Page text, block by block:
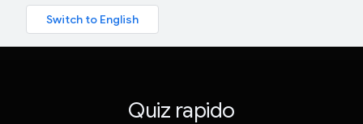
Quiz rapido